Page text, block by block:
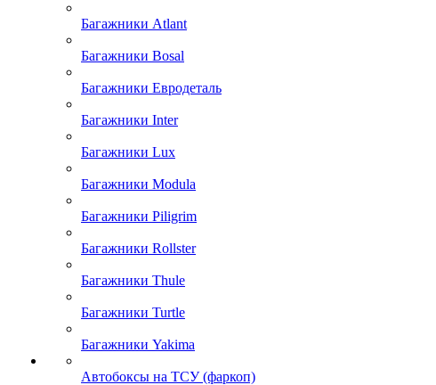
Багажники Atlant
Багажники Bosal
Багажники Евродеталь
Багажники Inter
Багажники Lux
Багажники Modula
Багажники Piligrim
Багажники Rollster
Багажники Thule
Багажники Turtle
Багажники Yakima
Автобоксы на ТСУ (фаркоп)